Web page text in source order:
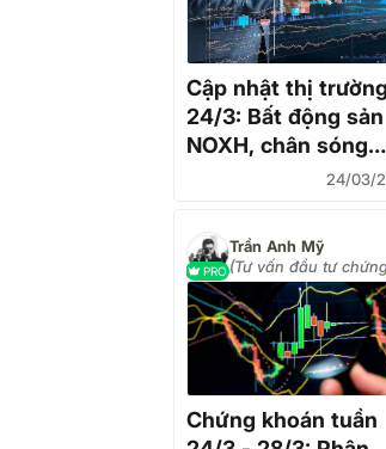
Cập nhật thị trường
24/3: Bất động sản
NOXH, chân sóng
ngắn trung hạn24/03/
PRO
Trần Anh Mỹ
(Tư vấn đầu tư
khoán (035 44 000
Chứng khoán tuần